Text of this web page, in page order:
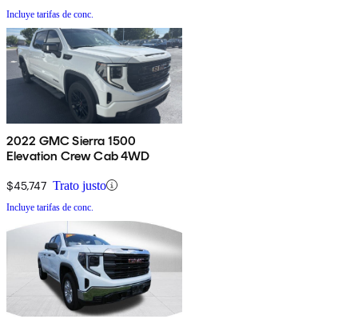
Incluye tarifas de conc.
2022 GMC Sierra 1500
Elevation Crew Cab 4WD
$45,747 Trato justo
Incluye tarifas de conc.